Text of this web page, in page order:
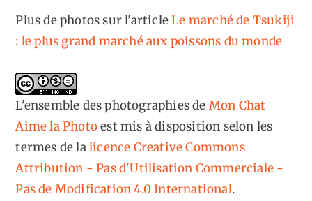
Plus de photos sur l'articleLe marché de Tsukiji
: le plus grand marché aux poissons du monde
L'ensemble des photographiesde Mon Chat
Aime la Photoest mis à disposition selon les
termes de lalicence Creative Commons
Attribution - Pas d'Utilisation Commerciale -
Pas de Modification 4.0 International.